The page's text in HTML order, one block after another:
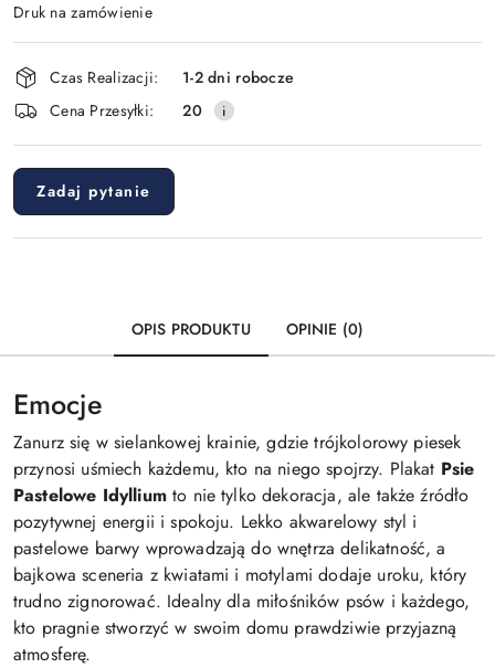
Druk na zamówienie
Dostępność
i
dostawa
Czas Realizacji:
1-2 dni robocze
Cena Przesyłki:
20
Zadaj pytanie
OPIS PRODUKTU OPINIE (0)
Emocje
Zanurz się w sielankowej krainie, gdzie trójkolorowy piesek
przynosi uśmiech każdemu, kto na niego spojrzy. Plakat Psie
Pastelowe Idylliumto nie tylko dekoracja, ale także źródło
pozytywnej energii i spokoju. Lekko akwarelowy styl i
pastelowe barwy wprowadzają do wnętrza delikatność, a
bajkowa sceneria z kwiatami i motylami dodaje uroku, który
trudno zignorować. Idealny dla miłośników psów i każdego,
kto pragnie stworzyć w swoim domu prawdziwie przyjazną
atmosferę.